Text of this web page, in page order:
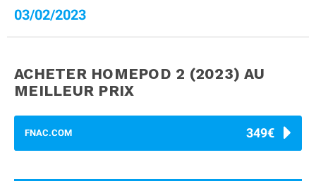
03/02/2023
ACHETER HOMEPOD 2 (2023) AU
MEILLEUR PRIX
FNAC.COM 349€